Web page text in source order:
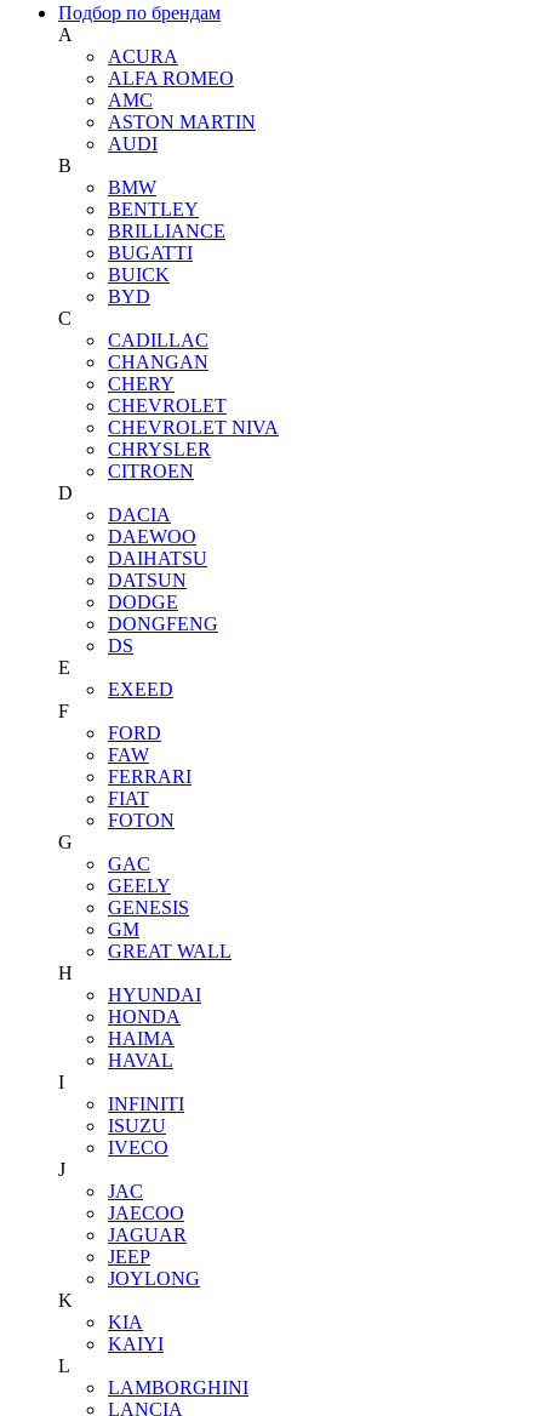
Подбор по брендам
A
ACURA
ALFA ROMEO
AMC
ASTON MARTIN
AUDI
B
BMW
BENTLEY
BRILLIANCE
BUGATTI
BUICK
BYD
C
CADILLAC
CHANGAN
CHERY
CHEVROLET
CHEVROLET NIVA
CHRYSLER
CITROEN
D
DACIA
DAEWOO
DAIHATSU
DATSUN
DODGE
DONGFENG
DS
E
EXEED
F
FORD
FAW
FERRARI
FIAT
FOTON
G
GAC
GEELY
GENESIS
GM
GREAT WALL
H
HYUNDAI
HONDA
HAIMA
HAVAL
I
INFINITI
ISUZU
IVECO
J
JAC
JAECOO
JAGUAR
JEEP
JOYLONG
K
KIA
KAIYI
L
LAMBORGHINI
LANCIA